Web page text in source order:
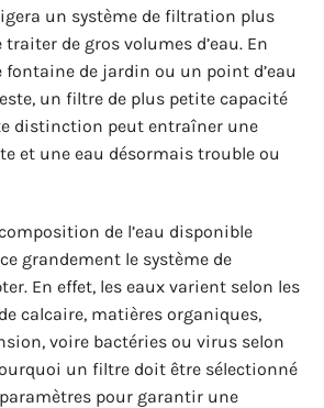
un système de filtration plus
de gros volumes d’eau. En
fontaine de jardin ou un point d’eau
un filtre de plus petite capacité
distinction peut entraîner une
et une eau désormais trouble ou
de l’eau disponible
grandement le système de
En effet, les eaux varient selon les
calcaire, matières organiques,
voire bactéries ou virus selon
un filtre doit être sélectionné
pour garantir une